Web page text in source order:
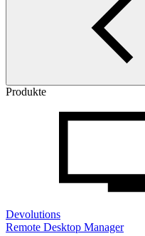
Produkte
Devolutions
Remote Desktop Manager